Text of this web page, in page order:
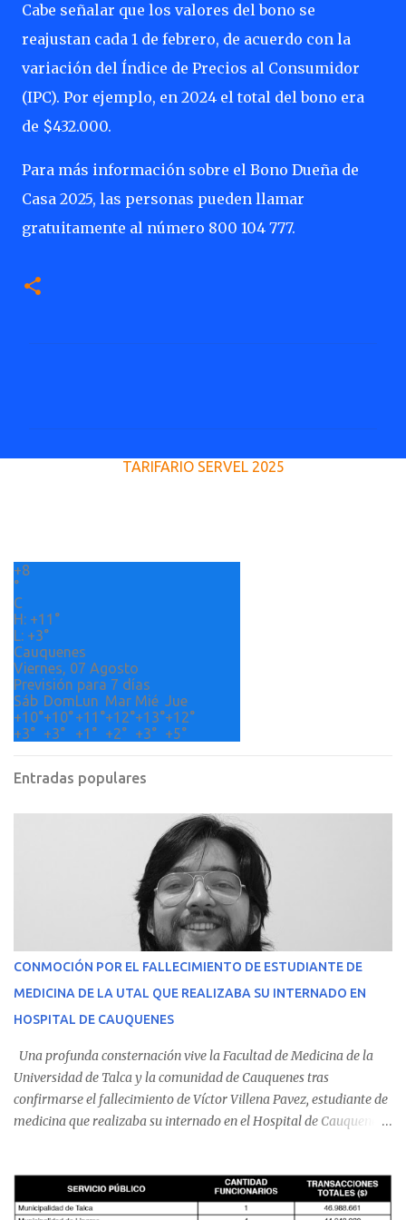
Cabe señalar que los valores del bono se
reajustan cada 1 de febrero, de acuerdo con la
variación del Índice de Precios al Consumidor
(IPC). Por ejemplo, en 2024 el total del bono era
de $432.000.
Para más información sobre el Bono Dueña de
Casa 2025, las personas pueden llamar
gratuitamente al número 800 104 777.
i
s
TARIFARIO SERVEL 2025
+8
°
C
H: +11°
L: +3°
Cauquenes
Viernes, 07 Agosto
Previsión para 7 días
Sáb DomLun Mar Mié Jue
+10°+10°+11°+12°+13°+12°
+3° +3° +1° +2° +3° +5°
Entradas populares
CONMOCIÓN POR EL FALLECIMIENTO DE ESTUDIANTE DE
MEDICINA DE LA UTAL QUE REALIZABA SU INTERNADO EN
HOSPITAL DE CAUQUENES
Una profunda consternación vive la Facultad de Medicina de la
Universidad de Talca y la comunidad de Cauquenes tras
confirmarse el fallecimiento de Víctor Villena Pavez, estudiante de
medicina que realizaba su internado en el Hospital de Cauquenes.
malestares físicos. Dada la complejidad de su estado de salud, el
equipo médico determinó su traslado de urgencia al Hospital